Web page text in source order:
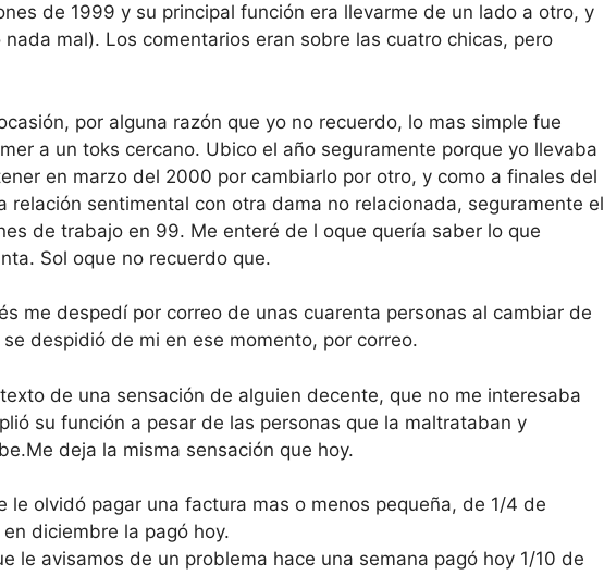
de 1999 y su principal función era llevarme de un lado a otro, y
mal). Los comentarios eran sobre las cuatro chicas, pero
por alguna razón que yo no recuerdo, lo mas simple fue
a un toks cercano. Ubico el año seguramente porque yo llevaba
en marzo del 2000 por cambiarlo por otro, y como a finales del
relación sentimental con otra dama no relacionada, seguramente el
de trabajo en 99. Me enteré de l oque quería saber lo que
Sol oque no recuerdo que.
me despedí por correo de unas cuarenta personas al cambiar de
despidió de mi en ese momento, por correo.
de una sensación de alguien decente, que no me interesaba
su función a pesar de las personas que la maltrataban y
deja la misma sensación que hoy.
le olvidó pagar una factura mas o menos pequeña, de 1/4 de
diciembre la pagó hoy.
le avisamos de un problema hace una semana pagó hoy 1/10 de